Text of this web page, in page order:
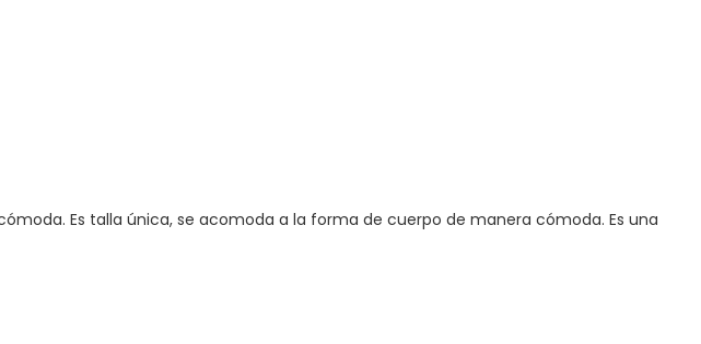
Es talla única, se acomoda a la forma de cuerpo de manera cómoda. Es una